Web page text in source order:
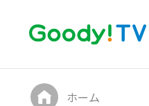
ホーム